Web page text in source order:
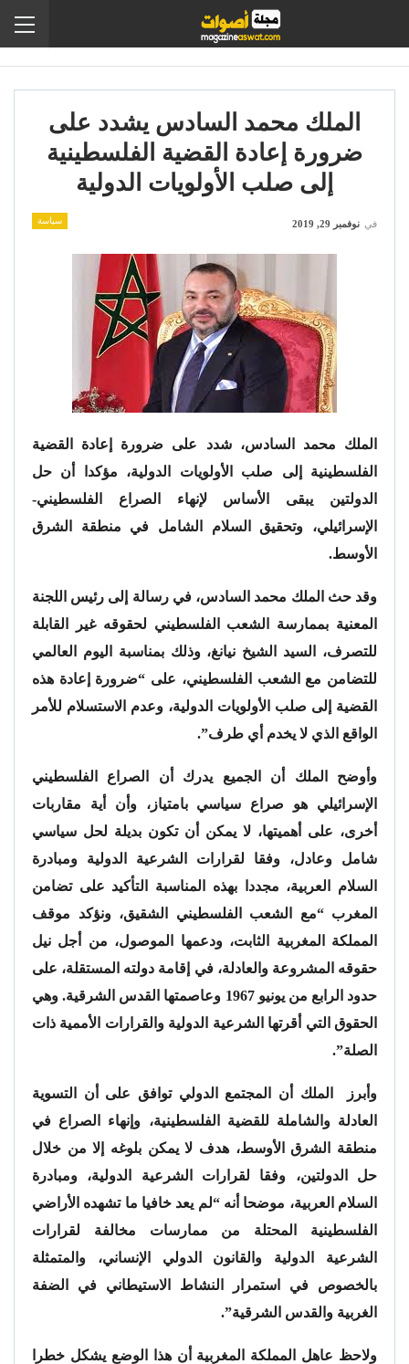
الملك محمد السادس يشدد على
ضرورة إعادة القضية الفلسطينية
إلى صلب الأولويات الدولية
سياسة في نوفمبر 29, 2019
الملك محمد السادس، شدد على ضرورة إعادة القضية
الفلسطينية إلى صلب الأولويات الدولية، مؤكدا أن حل
الدولتين يبقى الأساس لإنهاء الصراع الفلسطيني-
الإسرائيلي، وتحقيق السلام الشامل في منطقة الشرق
الأوسط.
وقد حث الملك محمد السادس، في رسالة إلى رئيس اللجنة
المعنية بممارسة الشعب الفلسطيني لحقوقه غير القابلة
للتصرف، السيد الشيخ نيانغ، وذلك بمناسبة اليوم العالمي
للتضامن مع الشعب الفلسطيني، على “ضرورة إعادة هذه
القضية إلى صلب الأولويات الدولية، وعدم الاستسلام للأمر
الواقع الذي لا يخدم أي طرف”.
وأوضح الملك أن الجميع يدرك أن الصراع الفلسطيني
الإسرائيلي هو صراع سياسي بامتياز، وأن أية مقاربات
أخرى، على أهميتها، لا يمكن أن تكون بديلة لحل سياسي
شامل وعادل، وفقا لقرارات الشرعية الدولية ومبادرة
السلام العربية، مجددا بهذه المناسبة التأكيد على تضامن
المغرب “مع الشعب الفلسطيني الشقيق، ونؤكد موقف
المملكة المغربية الثابت، ودعمها الموصول، من أجل نيل
حقوقه المشروعة والعادلة، في إقامة دولته المستقلة، على
حدود الرابع من يونيو 1967 وعاصمتها القدس الشرقية. وهي
الحقوق التي أقرتها الشرعية الدولية والقرارات الأممية ذات
الصلة”.
وأبرز الملك أن المجتمع الدولي توافق على أن التسوية
العادلة والشاملة للقضية الفلسطينية، وإنهاء الصراع في
منطقة الشرق الأوسط، هدف لا يمكن بلوغه إلا من خلال
حل الدولتين، وفقا لقرارات الشرعية الدولية، ومبادرة
السلام العربية، موضحا أنه “لم يعد خافيا ما تشهده الأراضي
الفلسطينية المحتلة من ممارسات مخالفة لقرارات
الشرعية الدولية والقانون الدولي الإنساني، والمتمثلة
بالخصوص في استمرار النشاط الاستيطاني في الضفة
الغربية والقدس الشرقية”.
ولاحظ عاهل المملكة المغربية أن هذا الوضع يشكل خطرا